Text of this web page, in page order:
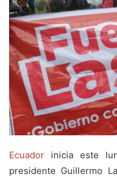
Ecuador inicia este
presidente Guillermo